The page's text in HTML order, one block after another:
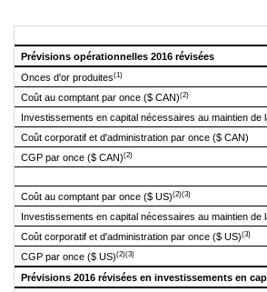
Prévisions opérationnelles 2016 révisées
Onces d'or produites(1)
Coût au comptant par once ($ CAN)(2)
Investissements en capital nécessaires au maintien de
Coût corporatif et d'administration par once ($ CAN)
CGP par once ($ CAN)(2)
Coût au comptant par once ($ US)(2)(3)
Investissements en capital nécessaires au maintien de
Coût corporatif et d'administration par once ($ US)(3)
CGP par once ($ US)(2)(3)
Prévisions 2016 révisées en investissements en